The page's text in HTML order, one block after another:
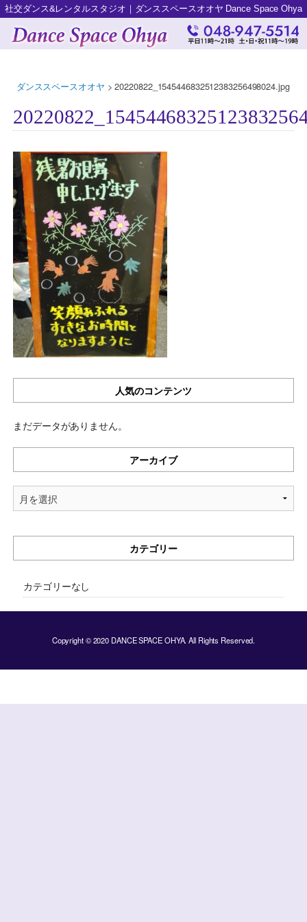
社交ダンス&レンタルスタジオ｜ダンススペースオオヤ Dance Space Ohya
ダンススペースオオヤ >20220822_1545446832512383256498024.jpg
人気のコンテンツ
まだデータがありません。
アーカイブ
ア
ー
ブ
カテゴリー
カテゴリーなし
Copyright © 2020 DANCE SPACE OHYA. All Rights Reserved.